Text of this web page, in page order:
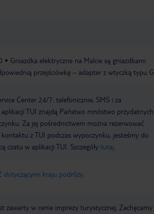
Gniazdka elektryczne na Malcie są gniazdkami
przejściówkę – adapter z wtyczką typu G.
Center 24/7: telefonicznie, SMS i za
TUI znajdą Państwo mnóstwo przydatnych
Za jej pośrednictwem można rezerwować
z TUI podczas wypoczynku, jesteśmy do
czatu w aplikacji TUI. Szczegóły tutaj
dotyczącymi kraju podróży.
w cenie imprezy turystycznej. Zachęcamy